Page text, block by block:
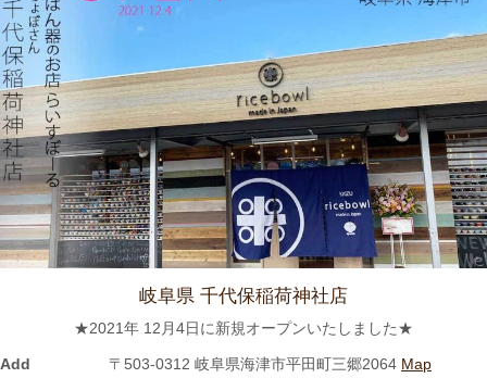
≪おすすめ≫ 食卓華やぐ✿信楽焼 蓮の葉プレート
2023/8/24
≪おすすめ≫ 満腹ッ☆松助窯 変型どんぶり
2023/8/10
≪おすすめ≫ 冷たい麺がすすりたいっ 松助 蕎麦猪口
≪おすすめ≫ホカホカご飯をもっとおいしく♪土と炎の香り 信楽
焼のご飯茶碗
岐阜県 千代保稲荷神社店
★2021年 12月4日に新規オープンいたしました★
Add 〒503-0312 岐阜県海津市平田町三郷2064 Map